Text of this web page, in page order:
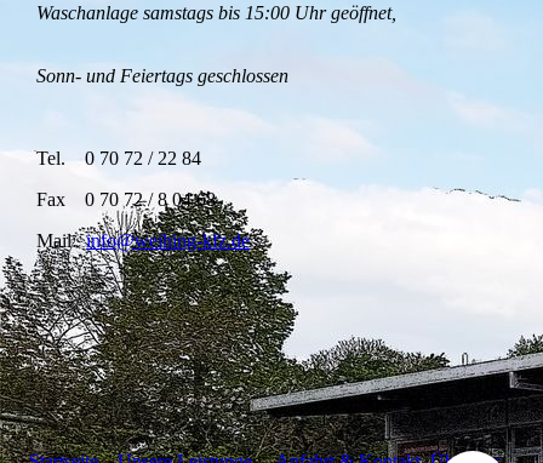
Waschanlage samstags bis 15:00 Uhr geöffnet,
Sonn- und Feiertags geschlossen
Tel. 0 70 72 / 22 84
Fax 0 70 72 / 8 04 68
Mail:info@weihing-kfz.de